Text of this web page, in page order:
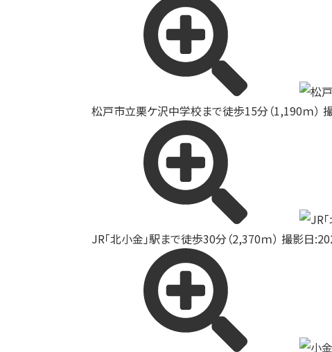
松戸市立栗ケ沢中学校まで徒歩15分（1,190ｍ
JR「北小金」駅まで徒歩30分（2,370ｍ） 撮影